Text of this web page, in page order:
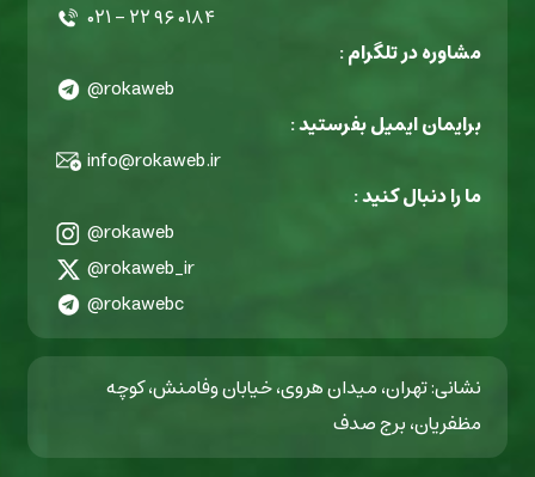
۰۲۱ - ۲۲ ۹۶ ۰۱۸۴
مشاوره در تلگرام :
@rokaweb
برایمان ایمیل بفرستید :
info@rokaweb.ir
ما را دنبال کنید :
@rokaweb
@rokaweb_ir
@rokawebc
نشانی: تهران، میدان هروی، خیابان وفامنش، کوچه
مظفریان، برج صدف